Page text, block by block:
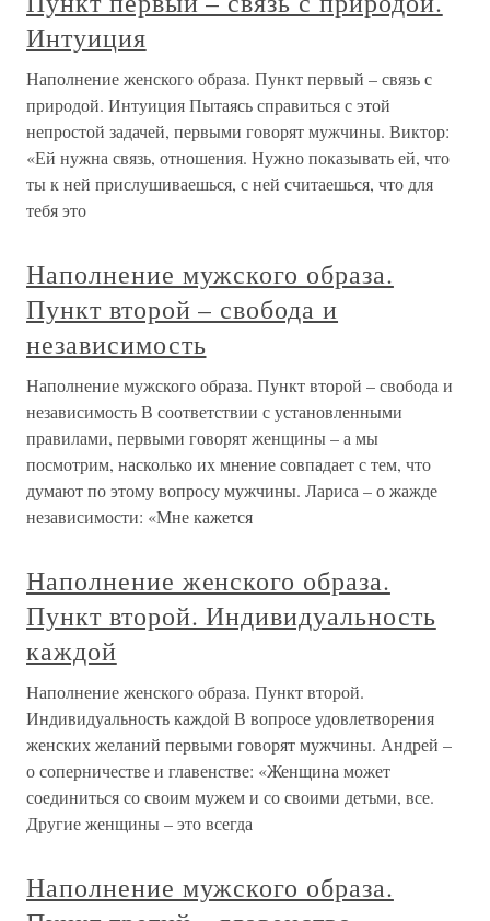
Интуиция
Наполнение женского образа. Пункт первый – связь с
природой. Интуиция Пытаясь справиться с этой
непростой задачей, первыми говорят мужчины. Виктор:
«Ей нужна связь, отношения. Нужно показывать ей, что
ты к ней прислушиваешься, с ней считаешься, что для
тебя это
Наполнение мужского образа.
Пункт второй – свобода и
независимость
Наполнение мужского образа. Пункт второй – свобода и
независимость В соответствии с установленными
правилами, первыми говорят женщины – а мы
посмотрим, насколько их мнение совпадает с тем, что
думают по этому вопросу мужчины. Лариса – о жажде
независимости: «Мне кажется
Наполнение женского образа.
Пункт второй. Индивидуальность
каждой
Наполнение женского образа. Пункт второй.
Индивидуальность каждой В вопросе удовлетворения
женских желаний первыми говорят мужчины. Андрей –
о соперничестве и главенстве: «Женщина может
соединиться со своим мужем и со своими детьми, все.
Другие женщины – это всегда
Наполнение мужского образа.